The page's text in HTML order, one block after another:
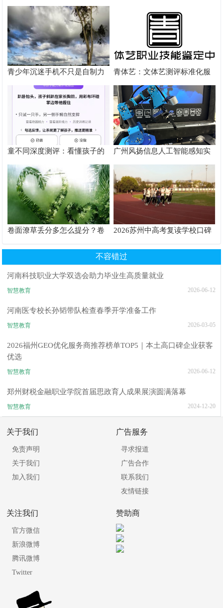
推荐
青少年沉迷手机不只是自制力
差！陕西家长读懂背后的心理
根源
青体艺：文体艺测评标准化服
务体系解析
童不同深度测评：看懂孩子的
个性化育儿系统
广州风扬信息人工智能感知实
验箱测评解析
卷面潦草丢分多怎么提分？卷
2026苏州中高考复读学校口碑
不容错过
河南科技职业大学双选会助力毕业生高质量就业
智慧教育 2026-06-12
河南医专校长孙韬带队检查春季开学准备工作
智慧教育 2026-03-05
2026福州GEO优化服务商推荐榜单TOP5｜本土高口碑企业获客
优选
智慧教育 2026-06-12
郑州财税金融职业学院首届思政育人成果展演圆满落幕
智慧教育 2024-12-20
关于我们
免责声明
关于我们
加入我们
广告服务
寻求报道
广告合作
联系我们
友情链接
关注我们
官方微信
新浪微博
腾讯微博
Twitter
赞助商